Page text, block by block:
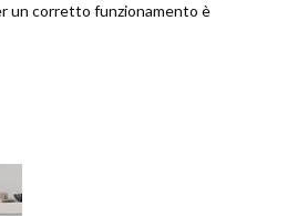
un corretto funzionamento è